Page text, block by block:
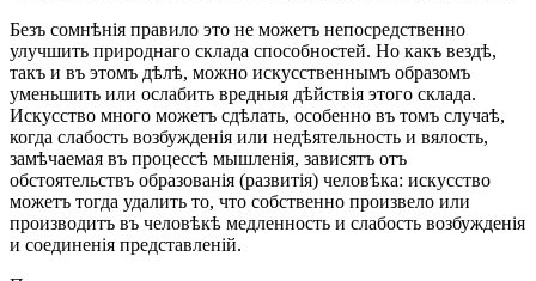
Безъ сомнѣнія правило это не можетъ непосредственно
улучшить природнаго склада способностей. Но какъ вездѣ,
такъ и въ этомъ дѣлѣ, можно искусственнымъ образомъ
уменьшить или ослабить вредныя дѣйствія этого склада.
Искусство много можетъ сдѣлать, особенно въ томъ случаѣ,
когда слабость возбужденія или недѣятельность и вялость,
замѣчаемая въ процессѣ мышленія, зависятъ отъ
обстоятельствъ образованія (развитія) человѣка: искусство
можетъ тогда удалить то, что собственно произвело или
производитъ въ человѣкѣ медленность и слабость возбужденія
и соединенія представленій.